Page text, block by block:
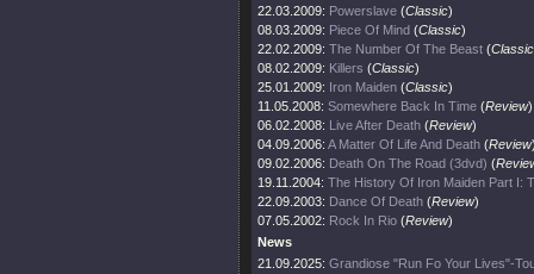
22.03.2009: Powerslave (Classic)
08.03.2009: Piece Of Mind (Classic)
22.02.2009: The Number Of The Beast (Classic
08.02.2009: Killers (Classic)
25.01.2009: Iron Maiden (Classic)
11.05.2008: Somewhere Back In Time (Review)
06.02.2008: Live After Death (Review)
04.09.2006: A Matter Of Life And Death (Review
09.02.2006: Death On The Road (3dvd) (
19.11.2004: The History Of Iron Maiden Part I:
22.09.2003: Dance Of Death (Review)
07.05.2002: Rock In Rio (Review)
News
21.09.2025: Grandiose "Run Fo Your Lives"-